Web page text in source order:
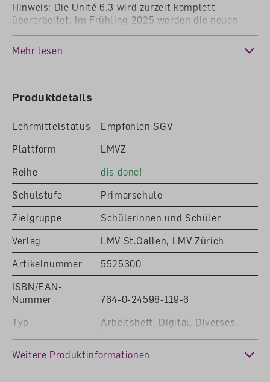
Hinweis: Die Unité 6.3 wird zurzeit komplett
überarbeitet. Im Frühling 2025 werden die neuen
digitalen Inhalte der Lernplattform automatisch
hinzugefügt.
Weitere Informationen:
Lizenzdauer: Schuljahr pro Nutzer
Mehr lesen
Produktdetails
Lehrmittelstatus
Empfohlen SGV
Plattform
LMVZ
Reihe
dis donc!
Schulstufe
Primarschule
Zielgruppe
Schülerinnen und Schüler
Verlag
LMV St.Gallen, LMV Zürich
Artikelnummer
5525300
ISBN/EAN-
Nummer
764-0-24598-119-6
Typ
Arbeitsheft, Digital, Diverses,
Klasse
5. Klasse, 6. Klasse
Weitere Produktinformationen